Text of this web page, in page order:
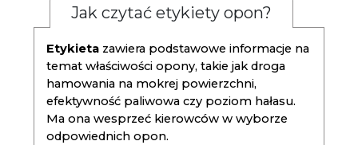
Jak czytać etykiety opon?
Etykieta zawiera podstawowe informacje na
temat właściwości opony, takie jak droga
hamowania na mokrej powierzchni,
efektywność paliwowa czy poziom hałasu.
Ma ona wesprzeć kierowców w wyborze
odpowiednich opon.